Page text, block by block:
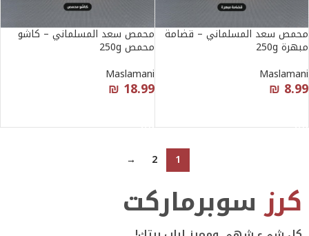
محمص سعد المسلماني – قضامة
مبهرة 250g
Maslamani
₪ 8.99
محمص سعد المسلماني – كاشو
محمص 250g
Maslamani
₪ 18.99
1
2
→
كرز سوبرماركت